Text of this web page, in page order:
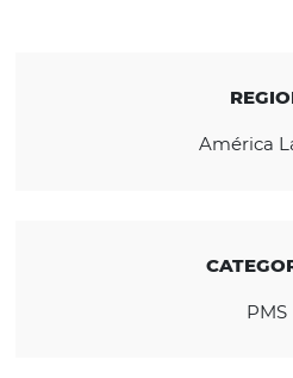
market for small and
facilities in Brazil.